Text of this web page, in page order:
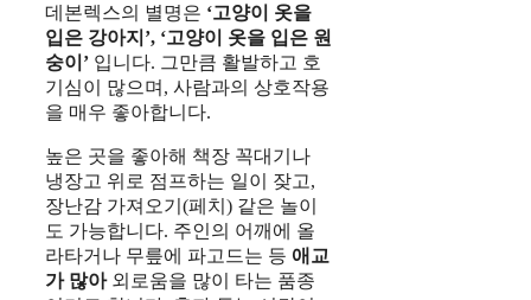
데본렉스의 별명은 ‘고양이 옷을
입은 강아지’, ‘고양이 옷을 입은 원
숭이’ 입니다. 그만큼 활발하고 호
기심이 많으며, 사람과의 상호작용
을 매우 좋아합니다.
높은 곳을 좋아해 책장 꼭대기나
냉장고 위로 점프하는 일이 잦고,
장난감 가져오기(페치) 같은 놀이
도 가능합니다. 주인의 어깨에 올
라타거나 무릎에 파고드는 등 애교
가 많아외로움을 많이 타는 품종